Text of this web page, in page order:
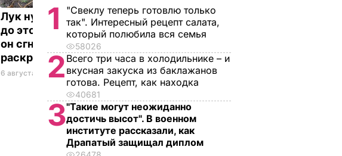
Лук нужно собрать
до этой даты, иначе
он сгниет. Дачники
раскрыли секрет
6 августа, 12.06БУЛЬВАР
Гораздо интереснее,
чем шарлотка.
роз
6 августа, 11.36БУЛЬВАР
1
"Свеклу теперь готовлю только
так". Интересный рецепт салата,
который полюбила вся семья
58026
2 Всего три часа в холодильнике – и
вкусная закуска из баклажанов
готова. Рецепт, как находка
40681
3"Такие могут неожиданно
достичь высот". В военном
институте рассказали, как
Драпатый защищал диплом